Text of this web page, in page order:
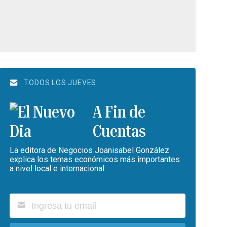
TODOS LOS JUEVES
A Fin de
Cuentas
La editora de Negocios Joanisabel González
explica los temas económicos más importantes
a nivel local e internacional.